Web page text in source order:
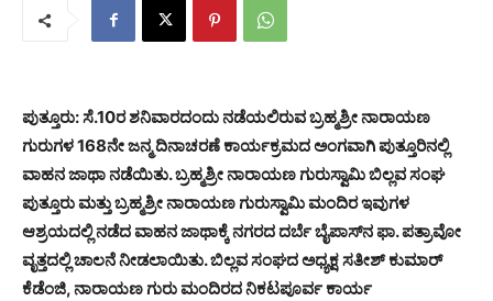
ಪುತ್ತೂರು: ಸೆ.10ರ ಶನಿವಾರದಂದು ನಡೆಯಲಿರುವ ಬ್ರಹ್ಮಶ್ರೀ ನಾರಾಯಣ
ಗುರುಗಳ 168ನೇ ಜನ್ಮ ದಿನಾಚರಣೆ ಕಾರ್ಯಕ್ರಮದ ಅಂಗವಾಗಿ ಪುತ್ತೂರಿನಲ್ಲಿ
ವಾಹನ ಜಾಥಾ ನಡೆಯಿತು. ಬ್ರಹ್ಮಶ್ರೀ ನಾರಾಯಣ ಗುರುಸ್ವಾಮಿ ಬಿಲ್ಲವ ಸಂಘ
ಪುತ್ತೂರು ಮತ್ತು ಬ್ರಹ್ಮಶ್ರೀ ನಾರಾಯಣ ಗುರುಸ್ವಾಮಿ ಮಂದಿರ ಇವುಗಳ
ಆಶ್ರಯದಲ್ಲಿ ನಡೆದ ವಾಹನ ಜಾಥಾಕ್ಕೆ ನಗರದ ದರ್ಬೆ ಬೈಪಾಸ್‍ನ ಫಾ. ಪತ್ರಾವೋ
ವೃತ್ತದಲ್ಲಿ ಚಾಲನೆ ನೀಡಲಾಯಿತು. ಬಿಲ್ಲವ ಸಂಘದ ಅಧ್ಯಕ್ಷ ಸತೀಶ್ ಕುಮಾರ್
ಕೆಡೆಂಜಿ, ನಾರಾಯಣ ಗುರು ಮಂದಿರದ ನಿಕಟಪೂರ್ವ ಕಾರ್ಯ